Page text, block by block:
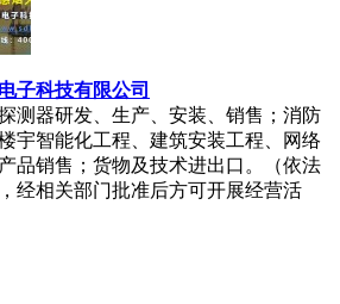
子科技有限公司
测器研发、生产、安装、销售；消防
宇智能化工程、建筑安装工程、网络
品销售；货物及技术进出口。（依法
经相关部门批准后方可开展经营活